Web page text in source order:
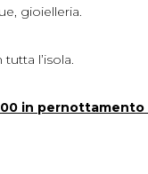
gioielleria.
l’isola.
in